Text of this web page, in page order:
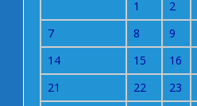
1
2
7
8 9
14
15 16
21
22 23